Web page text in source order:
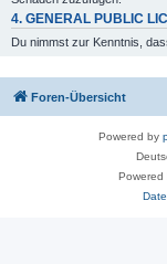
4. GENERAL PUBLIC
Du nimmst zur Kenntnis,
die deutschsprachige
haben keinen Einfluss auf
5. GEWÄHRLEISTUNG
Der Betreiber haftet mit
Gesundheit und der
für Schäden, die auf ein
zurückzuführen sind. Dies
Foren-Übersicht
Powered by